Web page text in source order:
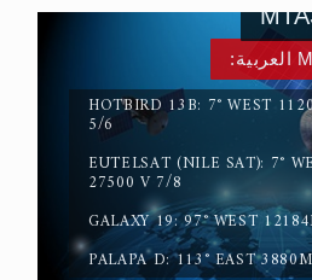
HOTBIRD 13B: 7° WEST
5/6
EUTELSAT (NILE SAT): 7°
27500 V 7/8
GALAXY 19: 97° WEST
PALAPA D: 113° EAST